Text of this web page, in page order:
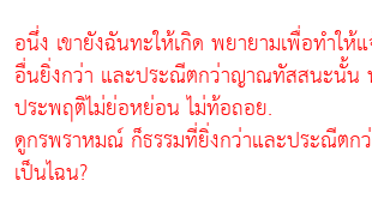
อนึ่ง เขายังฉันทะให้เกิด พยายามเพื่อทำให้แ
อื่นยิ่งกว่า และประณีตกว่าญาณทัสสนะนั้น
ประพฤติไม่ย่อหย่อน ไม่ท้อถอย.
ดูกรพราหมณ์ ก็ธรรมที่ยิ่งกว่าและประณีต
เป็นไฉน?